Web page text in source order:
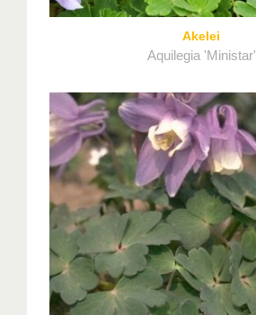
Akelei
Aquilegia 'Ministar'